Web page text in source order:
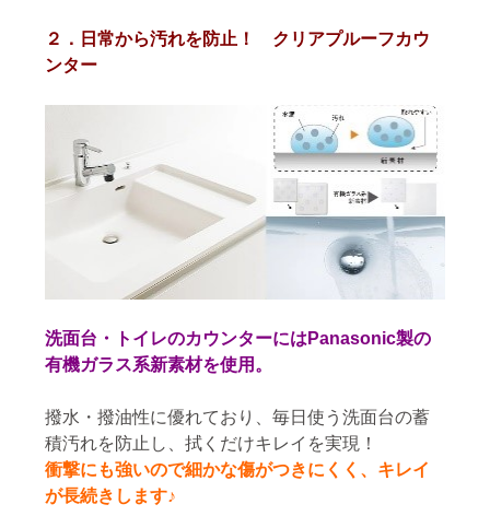
２．日常から汚れを防止！ クリアプルーフカウ
ンター
洗面台・トイレのカウンターにはPanasonic製の
有機ガラス系新素材を使用。
撥水・撥油性に優れており、毎日使う洗面台の蓄
積汚れを防止し、拭くだけキレイを実現！
衝撃にも強いので細かな傷がつきにくく、キレイ
が長続きします♪